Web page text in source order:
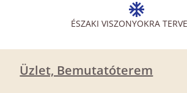
ÉSZAKI VISZONYOKRA
Üzlet, Bemutatóterem